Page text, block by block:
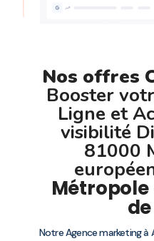
Nos offres
Booster
Ligne et
visibilité
81000
Notre Agence marketing à